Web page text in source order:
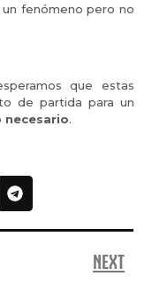
fenómeno pero no
que estas
de partida para un
necesario.
NEXT